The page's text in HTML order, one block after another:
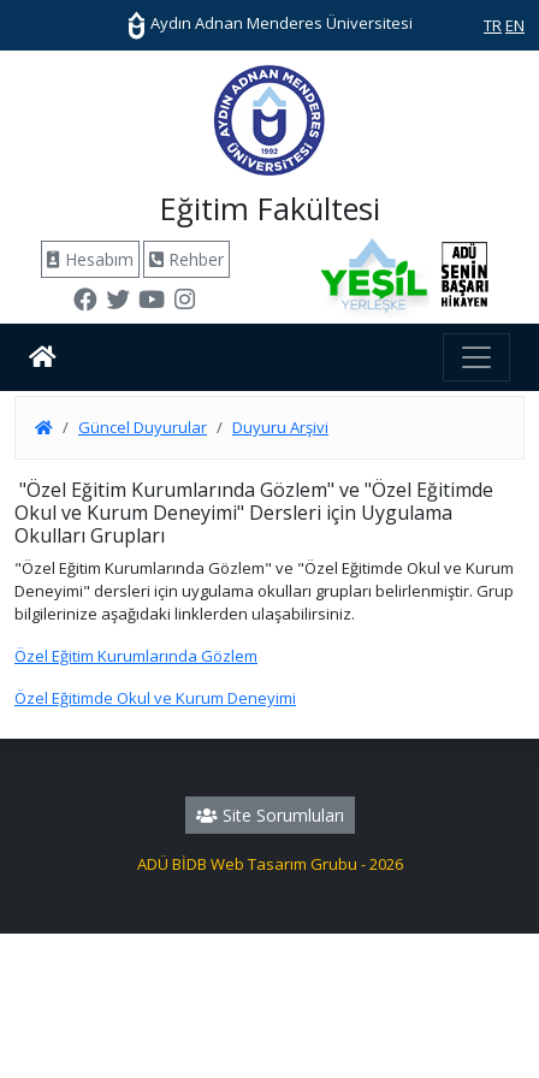
Aydın Adnan Menderes Üniversitesi TR EN
Eğitim Fakültesi
Hesabım Rehber
Güncel Duyurular Duyuru Arşivi
"Özel Eğitim Kurumlarında Gözlem" ve "Özel Eğitimde
Okul ve Kurum Deneyimi" Dersleri için Uygulama
Okulları Grupları
"Özel Eğitim Kurumlarında Gözlem" ve "Özel Eğitimde Okul ve Kurum
Deneyimi" dersleri için uygulama okulları grupları belirlenmiştir. Grup
bilgilerinize aşağıdaki linklerden ulaşabilirsiniz.
Özel Eğitim Kurumlarında Gözlem
Özel Eğitimde Okul ve Kurum Deneyimi
Site Sorumluları
ADÜ BİDB Web Tasarım Grubu - 2026